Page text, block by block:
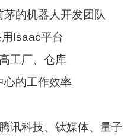
的机器人开发团队
Isaac平台
厂、仓库
的工作效率
讯科技、钛媒体、量子